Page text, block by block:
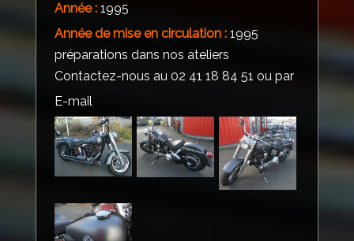
Année : 1995
Année de mise en circulation : 1995
préparations dans nos ateliers
Contactez-nous au 02 41 18 84 51 ou par
E-mail